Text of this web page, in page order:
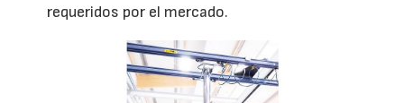
requeridos por el mercado.